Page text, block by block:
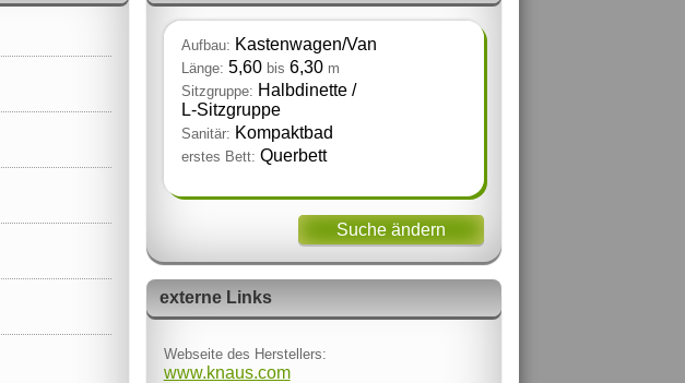
Aufbau: Kastenwagen/Van
Länge: 5,60 bis 6,30 m
Sitzgruppe: Halbdinette /
L‑Sitzgruppe
Sanitär: Kompaktbad
erstes Bett: Querbett
Suche ändern
externe Links
Webseite des Herstellers:
www.knaus.com